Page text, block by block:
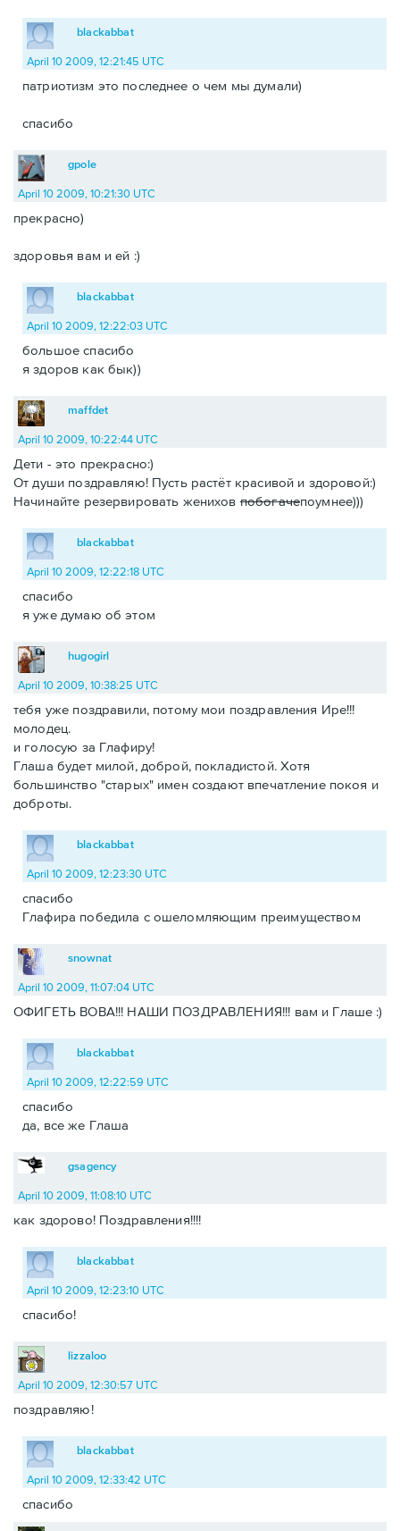
blackabbat
April 10 2009, 12:21:45 UTC
патриотизм это последнее о чем мы думали)
спасибо
gpole
April 10 2009, 10:21:30 UTC
прекрасно)
здоровья вам и ей :)
blackabbat
April 10 2009, 12:22:03 UTC
большое спасибо
я здоров как бык))
maffdet
April 10 2009, 10:22:44 UTC
Дети - это прекрасно:)
От души поздравляю! Пусть растёт красивой и здоровой:)
Начинайте резервировать жениховпобогачепоумнее)))
blackabbat
April 10 2009, 12:22:18 UTC
спасибо
я уже думаю об этом
hugogirl
April 10 2009, 10:38:25 UTC
тебя уже поздравили, потому мои поздравления Ире!!!
молодец.
и голосую за Глафиру!
Глаша будет милой, доброй, покладистой. Хотя
большинство "старых" имен создают впечатление покоя и
доброты.
blackabbat
April 10 2009, 12:23:30 UTC
спасибо
Глафира победила с ошеломляющим преимуществом
snownat
April 10 2009, 11:07:04 UTC
ОФИГЕТЬ ВОВА!!! НАШИ ПОЗДРАВЛЕНИЯ!!! вам и Глаше :)
blackabbat
April 10 2009, 12:22:59 UTC
спасибо
да, все же Глаша
gsagency
April 10 2009, 11:08:10 UTC
как здорово! Поздравления!!!!
blackabbat
April 10 2009, 12:23:10 UTC
спасибо!
lizzaloo
April 10 2009, 12:30:57 UTC
поздравляю!
blackabbat
April 10 2009, 12:33:42 UTC
спасибо